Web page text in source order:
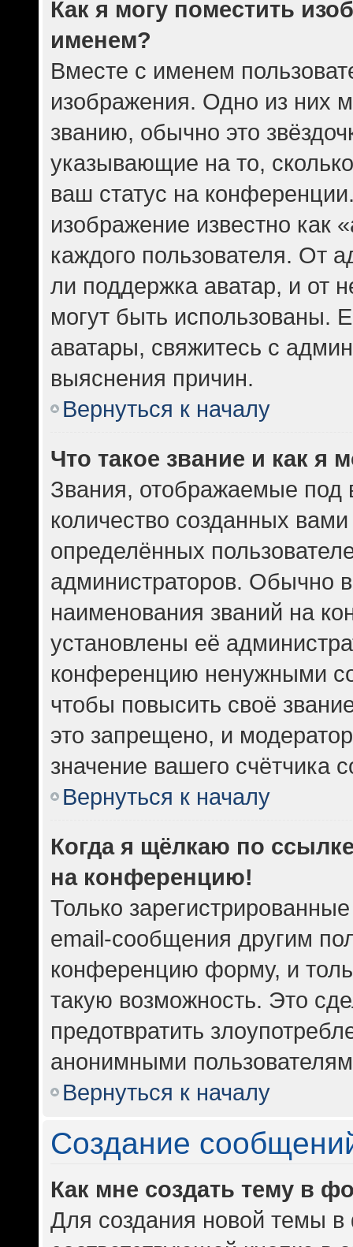
Как я могу поместить
именем?
Вместе с именем
изображения. Одно из них
званию, обычно это
указывающие на то,
ваш статус на
изображение известно как
каждого пользователя. От
ли поддержка аватар, и от
могут быть использованы.
аватары, свяжитесь с
выяснения причин.
Вернуться к началу
Что такое звание и как я
Звания, отображаемые
количество созданных
определённых
администраторов. Обычно
наименования званий на
установлены её
конференцию ненужными
чтобы повысить своё
это запрещено, и
значение вашего счётчика
Вернуться к началу
Когда я щёлкаю по
на конференцию!
Только
email-сообщения другим
конференцию форму, и
такую возможность. Это
предотвратить
анонимными
Вернуться к началу
Создание
Как мне создать тему в
Для создания новой темы